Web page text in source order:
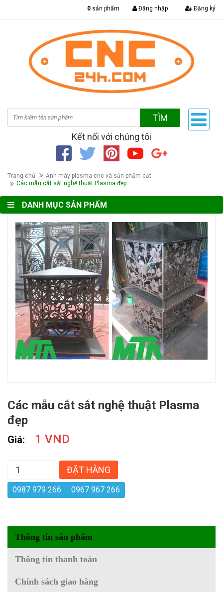
0 sản phẩm Đăng nhập Đăng ký
TÌM
Kết nối với chúng tôi
Trang chủ
Ảnh máy plasma cnc và sản phẩm cắt
Các mẫu cắt sắt nghệ thuật Plasma đẹp
DANH MỤC SẢN PHẨM
Các mẫu cắt sắt nghệ thuật Plasma
đẹp
Giá: 1 VND
ĐẶT HÀNG
0987 979 266 0967 967 266
Thông tin sản phẩm
Thông tin thanh toán
Chính sách giao hàng